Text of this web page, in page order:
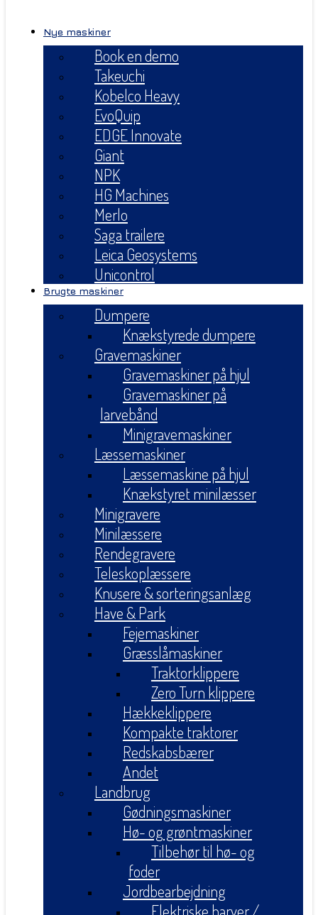
Nye maskiner
Book en demo
Takeuchi
Kobelco Heavy
EvoQuip
EDGE Innovate
Giant
NPK
HG Machines
Merlo
Saga trailere
Leica Geosystems
Unicontrol
Brugte maskiner
Dumpere
Knækstyrede dumpere
Gravemaskiner
Gravemaskiner på hjul
Gravemaskiner på
larvebånd
Minigravemaskiner
Læssemaskiner
Læssemaskine på hjul
Knækstyret minilæsser
Minigravere
Minilæssere
Rendegravere
Teleskoplæssere
Knusere & sorteringsanlæg
Have & Park
Fejemaskiner
Græsslåmaskiner
Traktorklippere
Zero Turn klippere
Hækkeklippere
Kompakte traktorer
Redskabsbærer
Andet
Landbrug
Gødningsmaskiner
Hø- og grøntmaskiner
Tilbehør til hø- og
foder
Jordbearbejdning
Elektriske harver /